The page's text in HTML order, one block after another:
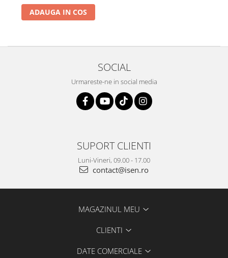
ADAUGA IN COS
SOCIAL
Urmareste-ne in social media
SUPORT CLIENTI
Luni-Vineri, 09.00 - 17.00
contact@isen.ro
MAGAZINUL MEU
CLIENTI
DATE COMERCIALE